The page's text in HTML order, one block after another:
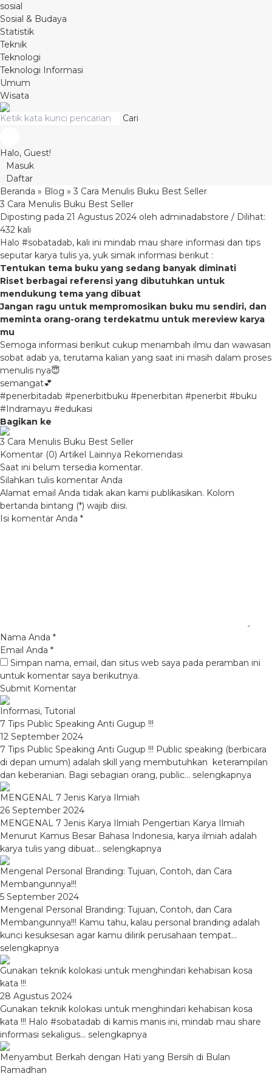
sosial
Sosial & Budaya
Statistik
Teknik
Teknologi
Teknologi Informasi
Umum
Wisata
Cari
Halo, Guest!
Masuk
Daftar
Beranda » Blog » 3 Cara Menulis Buku Best Seller
3 Cara Menulis Buku Best Seller
Diposting pada 21 Agustus 2024 oleh adminadabstore / Dilihat:
432 kali
Halo #sobatadab, kali ini mindab mau share informasi dan tips
seputar karya tulis ya, yuk simak informasi berikut :
Tentukan tema buku yang sedang banyak diminati
Riset berbagai referensi yang dibutuhkan untuk
mendukung tema yang dibuat
Jangan ragu untuk mempromosikan buku mu sendiri, dan
meminta orang-orang terdekatmu untuk mereview karya
mu
Semoga informasi berikut cukup menambah ilmu dan wawasan
sobat adab ya, terutama kalian yang saat ini masih dalam proses
menulis nya😇
semangat💕
#penerbitadab #penerbitbuku #penerbitan #penerbit #buku
#Indramayu #edukasi
Bagikan ke
3 Cara Menulis Buku Best Seller
Komentar (0) Artikel Lainnya Rekomendasi
Saat ini belum tersedia komentar.
Silahkan tulis komentar Anda
Alamat email Anda tidak akan kami publikasikan. Kolom
bertanda bintang (*) wajib diisi.
Isi komentar Anda *
Nama Anda *
Email Anda *
Simpan nama, email, dan situs web saya pada peramban ini
untuk komentar saya berikutnya.
Informasi, Tutorial
7 Tips Public Speaking Anti Gugup !!!
12 September 2024
7 Tips Public Speaking Anti Gugup !!! Public speaking (berbicara
di depan umum) adalah skill yang membutuhkan keterampilan
dan keberanian. Bagi sebagian orang, public... selengkapnya
MENGENAL 7 Jenis Karya Ilmiah
26 September 2024
MENGENAL 7 Jenis Karya Ilmiah Pengertian Karya Ilmiah
Menurut Kamus Besar Bahasa Indonesia, karya ilmiah adalah
karya tulis yang dibuat... selengkapnya
Mengenal Personal Branding: Tujuan, Contoh, dan Cara
Membangunnya!!!
5 September 2024
Mengenal Personal Branding: Tujuan, Contoh, dan Cara
Membangunnya!!! Kamu tahu, kalau personal branding adalah
kunci kesuksesan agar kamu dilirik perusahaan tempat...
selengkapnya
Gunakan teknik kolokasi untuk menghindari kehabisan kosa
kata !!!
28 Agustus 2024
Gunakan teknik kolokasi untuk menghindari kehabisan kosa
kata !!! Halo #sobatadab di kamis manis ini, mindab mau share
informasi sekaligus... selengkapnya
Menyambut Berkah dengan Hati yang Bersih di Bulan
Ramadhan